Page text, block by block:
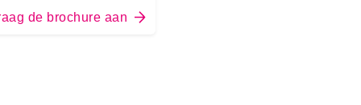
de brochure aan